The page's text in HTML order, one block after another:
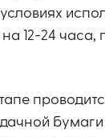
12-24
бумаги